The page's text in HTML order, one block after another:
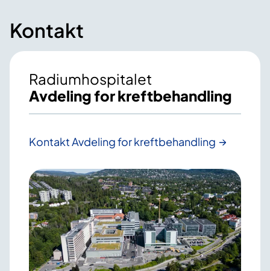
Kontakt
Radiumhospitalet
Avdeling for kreftbehandling
Kontakt Avdeling for kreftbehandling